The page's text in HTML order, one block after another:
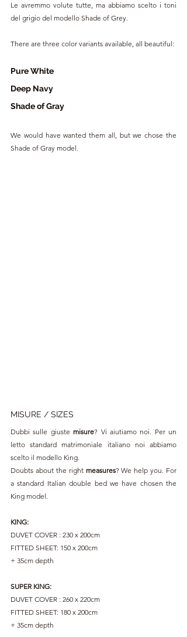
Le avremmo volute tutte, ma abbiamo scelto i toni
del grigio del modello Shade of Grey.
There are three color variants available, all beautiful:
Pure White
Deep Navy
Shade of Gray
We would have wanted them all, but we chose the
Shade of Gray model.
MISURE / SIZES
Dubbi sulle giuste misure? Vi aiutiamo noi. Per un
letto standard matrimoniale italiano noi abbiamo
scelto il modello King.
Doubts about the right measures? We help you. For
a standard Italian double bed we have chosen the
King model.
KING:
DUVET COVER : 230 x 200cm
FITTED SHEET: 150 x 200cm
+ 35cm depth
SUPER KING:
DUVET COVER : 260 x 220cm
FITTED SHEET: 180 x 200cm
+ 35cm depth